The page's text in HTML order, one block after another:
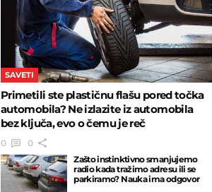
SAVETI
Primetili ste plastičnu flašu pored točka
automobila? Ne izlazite iz automobila
bez ključa, evo o čemu je reč
0
0
Zašto instinktivno smanjujemo
radio kada tražimo adresu ili se
parkiramo? Nauka ima odgovor